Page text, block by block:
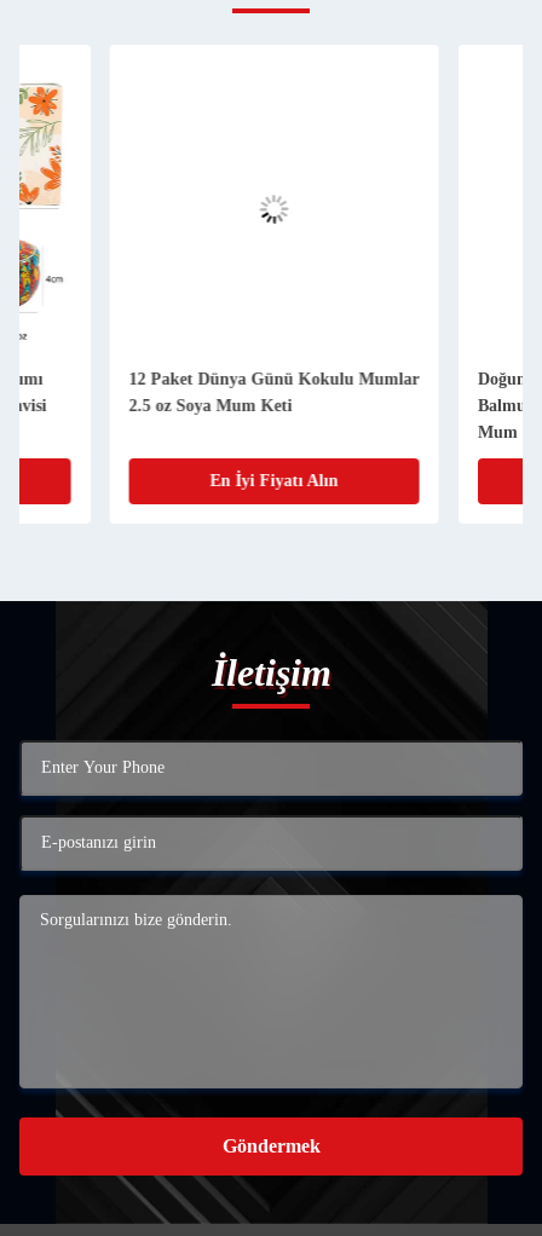
12 Paket Dünya Günü Kokulu Mumlar
2.5 oz Soya Mum Keti
En İyi Fiyatı Alın
Doğum Günleri
Balmumu Mumlar
Mum Sage Lavanta
Ruhani
İletişim
Göndermek